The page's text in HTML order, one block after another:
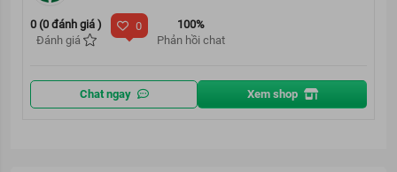
0 (0 đánh giá )
Đánh giá
0
100%
Phản hồi chat
Chat ngay Xem shop